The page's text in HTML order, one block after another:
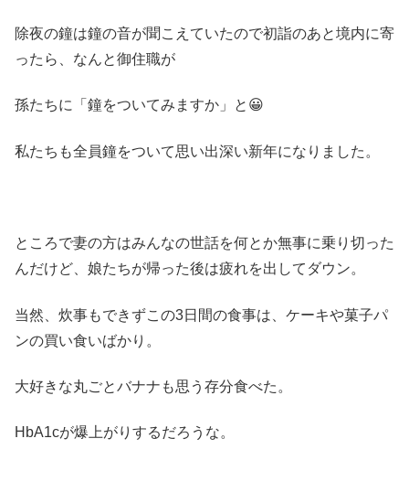
除夜の鐘は鐘の音が聞こえていたので初詣のあと境内に寄
ったら、なんと御住職が
孫たちに「鐘をついてみますか」と😀
私たちも全員鐘をついて思い出深い新年になりました。
ところで妻の方はみんなの世話を何とか無事に乗り切った
んだけど、娘たちが帰った後は疲れを出してダウン。
当然、炊事もできずこの3日間の食事は、ケーキや菓子パ
ンの買い食いばかり。
大好きな丸ごとバナナも思う存分食べた。
HbA1cが爆上がりするだろうな。